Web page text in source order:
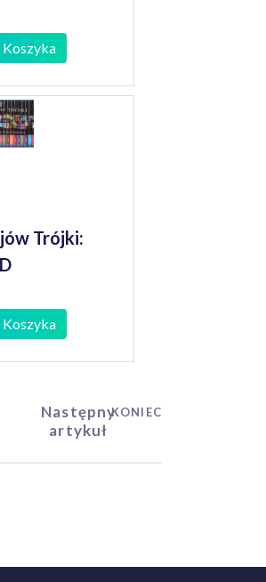
Trójki:
Następny
artykuł
KONIEC